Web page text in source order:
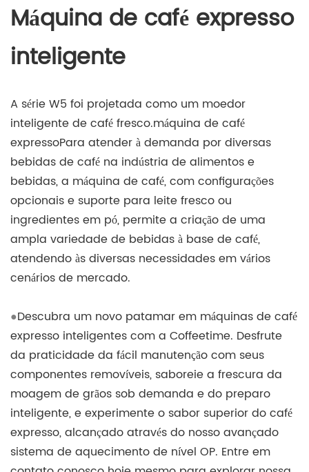
Máquina de café expresso
inteligente
A série W5 foi projetada como um moedor
inteligente de café fresco.máquina de café
expressoPara atender à demanda por diversas
bebidas de café na indústria de alimentos e
bebidas, a máquina de café, com configurações
opcionais e suporte para leite fresco ou
ingredientes em pó, permite a criação de uma
ampla variedade de bebidas à base de café,
atendendo às diversas necessidades em vários
cenários de mercado.
●Descubra um novo patamar em máquinas de café
expresso inteligentes com a Coffeetime. Desfrute
da praticidade da fácil manutenção com seus
componentes removíveis, saboreie a frescura da
moagem de grãos sob demanda e do preparo
inteligente, e experimente o sabor superior do café
expresso, alcançado através do nosso avançado
sistema de aquecimento de nível OP. Entre em